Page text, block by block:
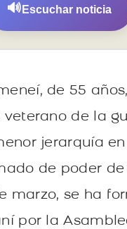
🔊 Escuchar noticia
de 55
veterano de la
jerarquía
de poder
marzo, se ha
por la